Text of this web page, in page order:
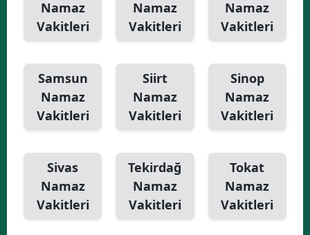
Namaz
Vakitleri
Namaz
Vakitleri
Namaz
Vakitleri
Samsun
Namaz
Vakitleri
Siirt
Namaz
Vakitleri
Sinop
Namaz
Vakitleri
Sivas
Namaz
Vakitleri
Tekirdağ
Namaz
Vakitleri
Tokat
Namaz
Vakitleri